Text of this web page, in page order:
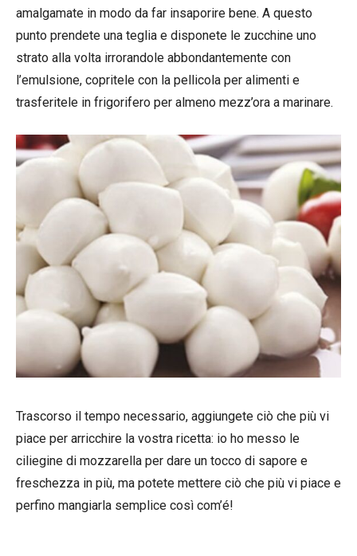
amalgamate in modo da far insaporire bene. A questo
punto prendete una teglia e disponete le zucchine uno
strato alla volta irrorandole abbondantemente con
l’emulsione, copritele con la pellicola per alimenti e
trasferitele in frigorifero per almeno mezz’ora a marinare.
Trascorso il tempo necessario, aggiungete ciò che più vi
piace per arricchire la vostra ricetta: io ho messo le
ciliegine di mozzarella per dare un tocco di sapore e
freschezza in più, ma potete mettere ciò che più vi piace e
perfino mangiarla semplice così com’é!